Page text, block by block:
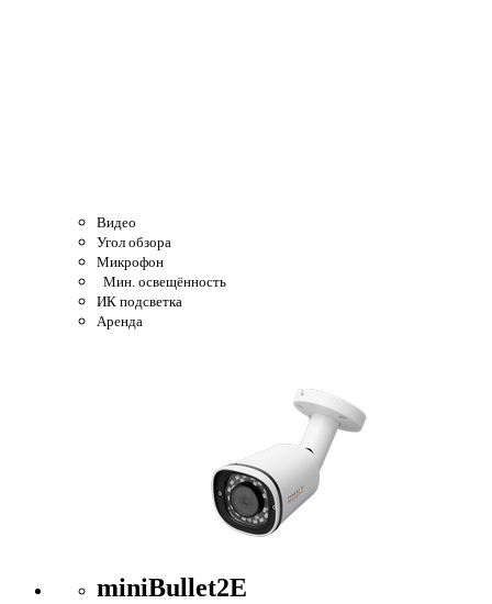
Видео
Угол обзора
Микрофон
Мин. освещённость
ИК подсветка
Аренда
miniBullet2E